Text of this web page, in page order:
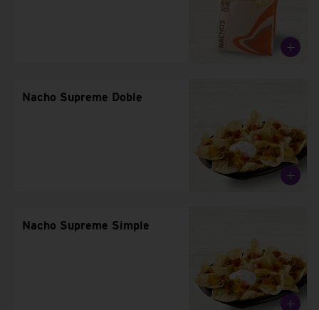
Nacho Supreme Doble
Nacho Supreme Simple